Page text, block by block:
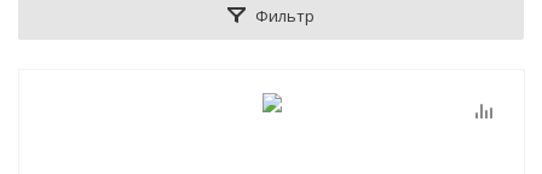
Фильтр